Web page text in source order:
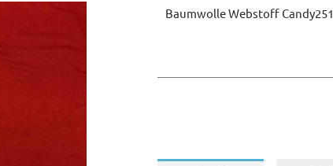
Baumwolle Webstoff Candy251